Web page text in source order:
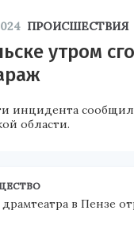
ПРОИСШЕСТВИЯ
утром
инцидента
области.
в Пензе